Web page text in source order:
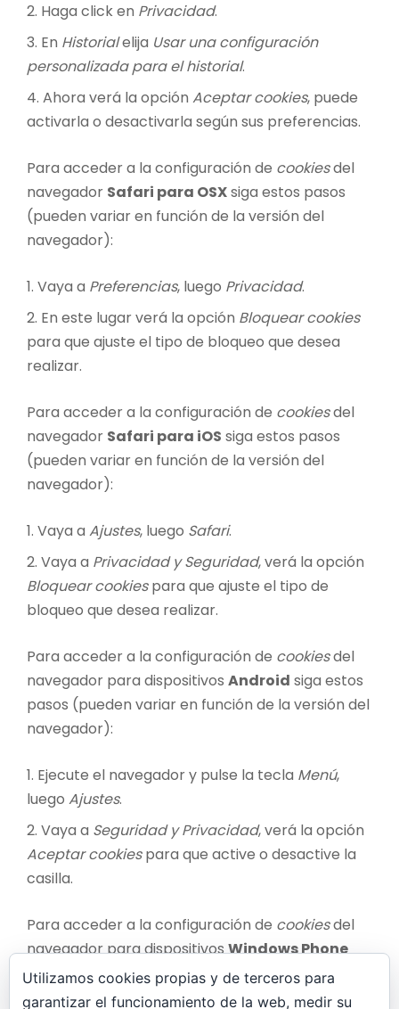
Haga click en Privacidad.
En Historialelija Usar una configuración
personalizada para el historial.
Ahora verá la opción Aceptar cookies, puede
activarla o desactivarla según sus preferencias.
Para acceder a la configuración de cookiesdel
navegador Safari para OSXsiga estos pasos
(pueden variar en función de la versión del
navegador):
Vaya a Preferencias, luego Privacidad.
En este lugar verá la opción Bloquear cookies
para que ajuste el tipo de bloqueo que desea
realizar.
Para acceder a la configuración de cookiesdel
navegador Safari para iOS siga estos pasos
(pueden variar en función de la versión del
navegador):
Vaya a Ajustes, luego Safari.
Vaya a Privacidad y Seguridad, verá la opción
Bloquear cookiespara que ajuste el tipo de
bloqueo que desea realizar.
Para acceder a la configuración de cookiesdel
navegador para dispositivos Android siga estos
pasos (pueden variar en función de la versión del
navegador):
Ejecute el navegador y pulse la tecla Menú,
luego Ajustes.
Vaya a Seguridad y Privacidad, verá la opción
Aceptar cookiespara que active o desactive la
casilla.
Para acceder a la configuración de cookiesdel
navegador para dispositivosWindows Phone
siga estos pasos (pueden variar en función de la
versión del navegador):
Utilizamos cookies propias y de terceros para
garantizar el funcionamiento de la web, medir su